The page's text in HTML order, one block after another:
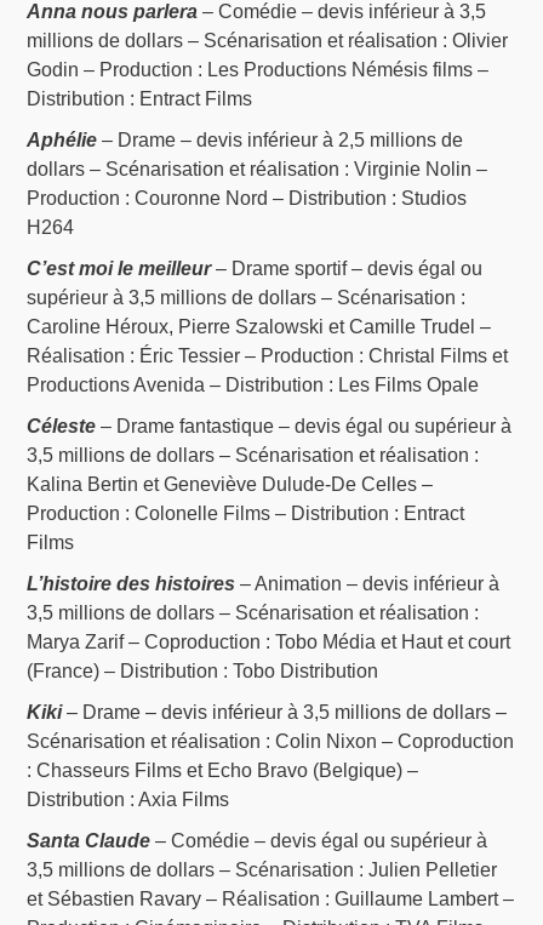
Anna nous parlera – Comédie – devis inférieur à 3,5
millions de dollars – Scénarisation et réalisation : Olivier
Godin – Production : Les Productions Némésis films –
Distribution : Entract Films
Aphélie – Drame – devis inférieur à 2,5 millions de
dollars – Scénarisation et réalisation : Virginie Nolin –
Production : Couronne Nord – Distribution : Studios
H264
C’est moi le meilleur– Drame sportif – devis égal ou
supérieur à 3,5 millions de dollars – Scénarisation :
Caroline Héroux, Pierre Szalowski et Camille Trudel –
Réalisation : Éric Tessier – Production : Christal Films et
Productions Avenida – Distribution : Les Films Opale
Céleste – Drame fantastique – devis égal ou supérieur à
3,5 millions de dollars – Scénarisation et réalisation :
Kalina Bertin et Geneviève Dulude-De Celles –
Production : Colonelle Films – Distribution : Entract
Films
L’histoire des histoires – Animation – devis inférieur à
3,5 millions de dollars – Scénarisation et réalisation :
Marya Zarif – Coproduction : Tobo Média et Haut et court
(France) – Distribution : Tobo Distribution
Kiki– Drame – devis inférieur à 3,5 millions de dollars –
Scénarisation et réalisation : Colin Nixon – Coproduction
: Chasseurs Films et Echo Bravo (Belgique) –
Distribution : Axia Films
Santa Claude – Comédie – devis égal ou supérieur à
3,5 millions de dollars – Scénarisation : Julien Pelletier
et Sébastien Ravary – Réalisation : Guillaume Lambert –